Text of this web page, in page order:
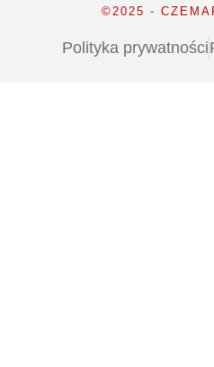
©2025 -
Polityka prywatności